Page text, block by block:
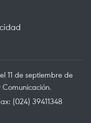
11 de septiembre de
(024) 39411348